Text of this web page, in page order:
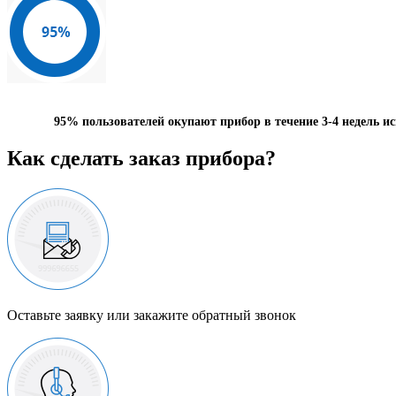
95% пользователей окупают прибор в течение 3-4 недель
Как сделать заказ прибора?
Оставьте заявку или закажите обратный звонок